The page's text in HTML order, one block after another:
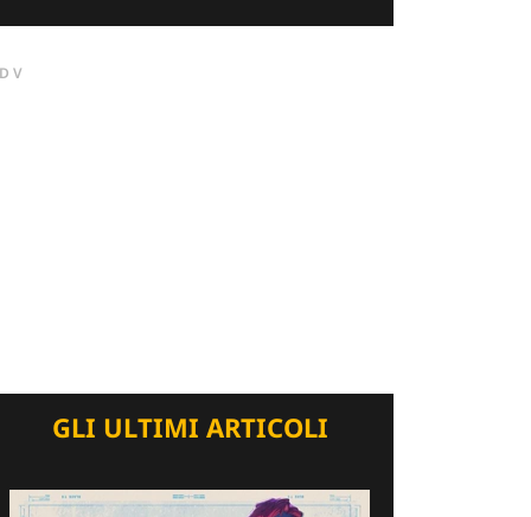
GLI ULTIMI ARTICOLI